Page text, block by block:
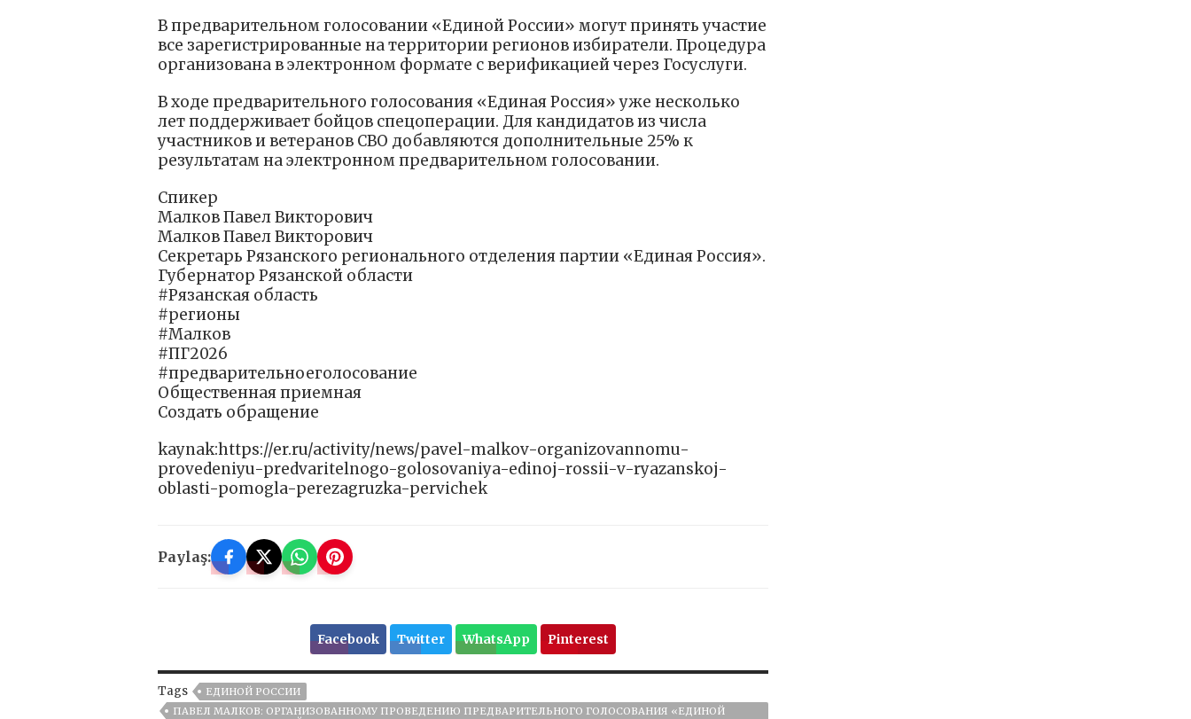
В предварительном голосовании «Единой России» могут принять участие
все зарегистрированные на территории регионов избиратели. Процедура
организована в электронном формате с верификацией через Госуслуги.
В ходе предварительного голосования «Единая Россия» уже несколько
лет поддерживает бойцов спецоперации. Для кандидатов из числа
участников и ветеранов СВО добавляются дополнительные 25% к
результатам на электронном предварительном голосовании.
Спикер
Малков Павел Викторович
Малков Павел Викторович
Секретарь Рязанского регионального отделения партии «Единая Россия».
Губернатор Рязанской области
#Рязанская область
#регионы
#Малков
#ПГ2026
#предварительноеголосование
Общественная приемная
Создать обращение
kaynak:https://er.ru/activity/news/pavel-malkov-organizovannomu-
provedeniyu-predvaritelnogo-golosovaniya-edinoj-rossii-v-ryazanskoj-
oblasti-pomogla-perezagruzka-pervichek
Paylaş:
Facebook Twitter WhatsApp Pinterest
Tags
ЕДИНОЙ РОССИИ
ПАВЕЛ МАЛКОВ: ОРГАНИЗОВАННОМУ ПРОВЕДЕНИЮ ПРЕДВАРИТЕЛЬНОГО ГОЛОСОВАНИЯ «ЕДИНОЙ